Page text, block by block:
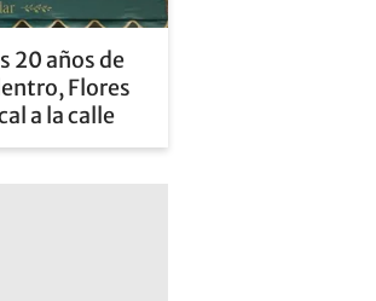
20 años de
Flores
a la calle